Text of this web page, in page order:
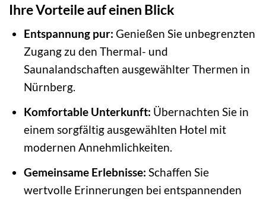
Ihre Vorteile auf einen Blick
Entspannung pur: Genießen Sie unbegrenzten
Zugang zu den Thermal- und
Saunalandschaften ausgewählter Thermen in
Nürnberg.
Komfortable Unterkunft: Übernachten Sie in
einem sorgfältig ausgewählten Hotel mit
modernen Annehmlichkeiten.
Gemeinsame Erlebnisse: Schaffen Sie
wertvolle Erinnerungen bei entspannenden